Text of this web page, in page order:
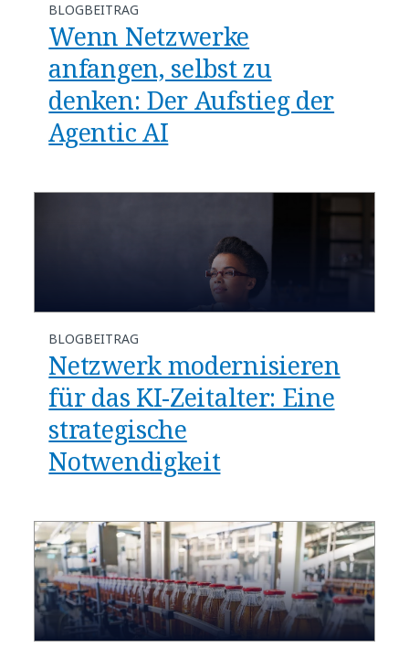
BLOGBEITRAG
Wenn Netzwerke
anfangen, selbst zu
denken: Der Aufstieg der
Agentic AI
BLOGBEITRAG
Netzwerk modernisieren
für das KI-Zeitalter: Eine
strategische
Notwendigkeit